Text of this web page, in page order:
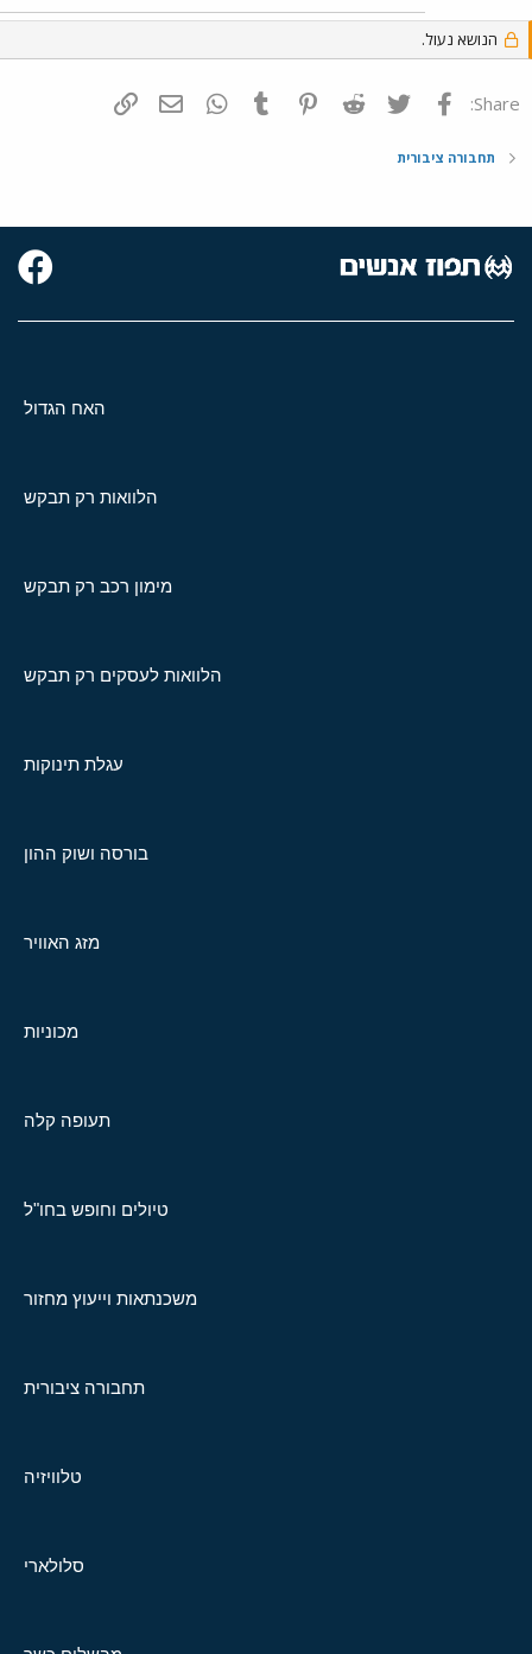
הנושא נעול.
Share: פייסבוק Twitter
Reddit
Pinterest
Tumblr
WhatsAppדואר אלקטרוני
תחבורה ציבורית
האח הגדול
הלוואות רק תבקש
מימון רכב רק תבקש
הלוואות לעסקים רק תבקש
עגלת תינוקות
בורסה ושוק ההון
מזג האוויר
מכוניות
תעופה קלה
טיולים וחופש בחו"ל
משכנתאות וייעוץ מחזור
תחבורה ציבורית
טלוויזיה
סלולארי